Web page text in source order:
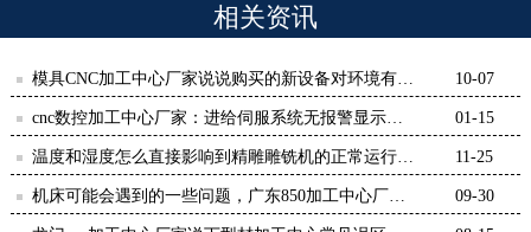
相关资讯
模具CNC加工中心厂家说说购买的新设备对环境有哪
些要求-鸿天驰
10-07
cnc数控加工中心厂家：进给伺服系统无报警显示故
障-【鸿天驰】
01-15
温度和湿度怎么直接影响到精雕雕铣机的正常运行-
【鸿天驰】
11-25
机床可能会遇到的一些问题，广东850加工中心厂家
09-30